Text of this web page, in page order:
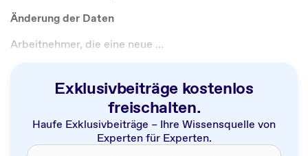
Änderung der Daten
Arbeitnehmer, die eine neue ...
Exklusivbeiträge kostenlos
freischalten.
Haufe Exklusivbeiträge – Ihre Wissensquelle von
Experten für Experten.